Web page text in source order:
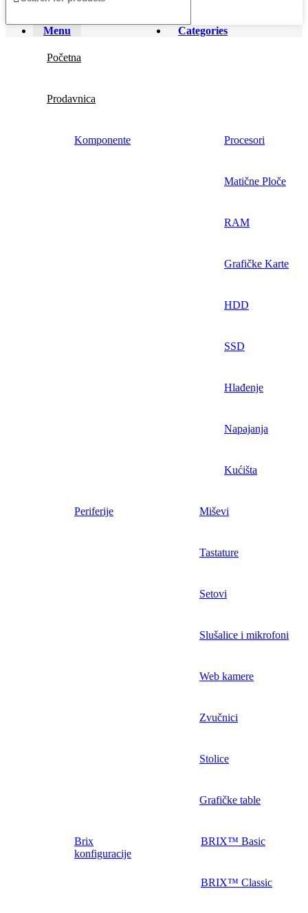
Menu Categories
Početna
Prodavnica
Komponente Procesori
Matične Ploče
RAM
Grafičke Karte
HDD
SSD
Hlađenje
Napajanja
Kućišta
Periferije Miševi
Tastature
Setovi
Slušalice i mikrofoni
Web kamere
Zvučnici
Stolice
Grafičke table
Brix
konfiguracije
BRIX™ Basic
BRIX™ Classic